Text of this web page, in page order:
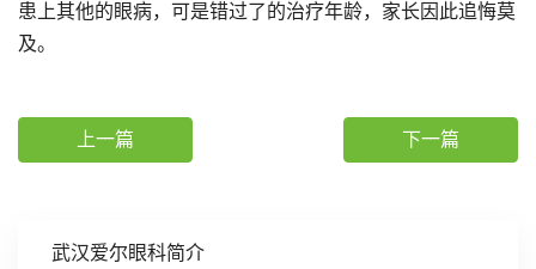
武汉爱尔眼科简介
患上其他的眼病，可是错过了的治疗年龄，家长因此追悔莫
及。
上一篇 下一篇